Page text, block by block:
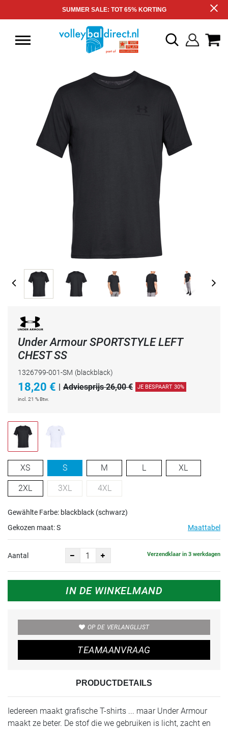
SUMMER SALE: TOT 65% KORTING
Under Armour SPORTSTYLE LEFT
CHEST SS
1326799-001-SM (blackblack)
18,20 € | Adviesprijs 26,00 € JE BESPAART 30%
incl. 21 % Btw.
XS S M L XL
2XL 3XL 4XL
Gewählte Farbe: blackblack (schwarz)
Gekozen maat:S Maattabel
Aantal Verzendklaar in 3 werkdagen
IN DE WINKELMAND
OP DE VERLANGLIJST
TEAMAANVRAAG
PRODUCTDETAILS
Iedereen maakt grafische T-shirts ... maar Under Armour
maakt ze beter. De stof die we gebruiken is licht, zacht en